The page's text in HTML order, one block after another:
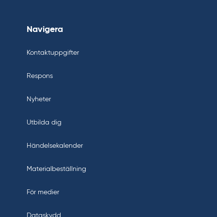
Navigera
Kontaktuppgifter
Respons
Nyheter
Utbilda dig
Händelsekalender
Materialbeställning
För medier
Dataskydd